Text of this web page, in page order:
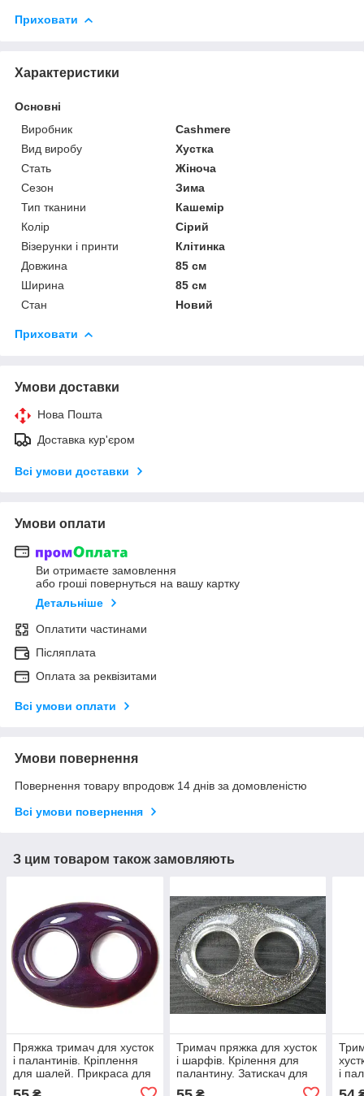
Приховати
Характеристики
Основні
Виробник
Cashmere
Вид виробу
Хустка
Стать
Жіноча
Сезон
Зима
Тип тканини
Кашемір
Колір
Сірий
Візерунки і принти
Клітинка
Довжина
85 см
Ширина
85 см
Стан
Новий
Приховати
Умови доставки
Нова Пошта
Доставка кур'єром
Всі умови доставки
Умови оплати
Ви отримаєте замовлення
або гроші повернуться на вашу картку
Детальніше
Оплатити частинами
Післяплата
Оплата за реквізитами
Всі умови оплати
Умови повернення
Повернення товару впродовж 14 днів за домовленістю
Всі умови повернення
З цим товаром також замовляють
Пряжка тримач для хусток
і палантинів. Кріплення
для шалей. Прикраса для
Тримач пряжка для хусток
і шарфів. Крілення для
палантину. Затискач для
і